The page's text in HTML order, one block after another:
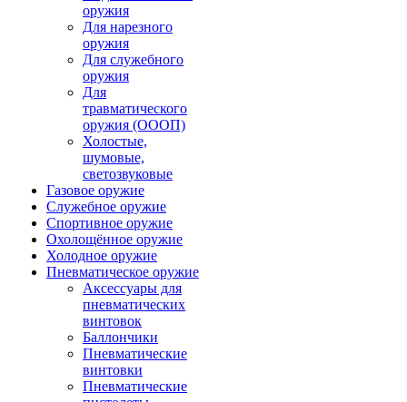
оружия
Для нарезного
оружия
Для служебного
оружия
Для
травматического
оружия (ОООП)
Холостые,
шумовые,
светозвуковые
Газовое оружие
Служебное оружие
Спортивное оружие
Охолощённое оружие
Холодное оружие
Пневматическое оружие
Аксессуары для
пневматических
винтовок
Баллончики
Пневматические
винтовки
Пневматические